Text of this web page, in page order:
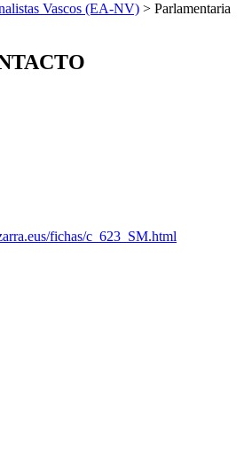
Vascos (EA-NV) > Parlamentaria
fichas/c_623_SM.html